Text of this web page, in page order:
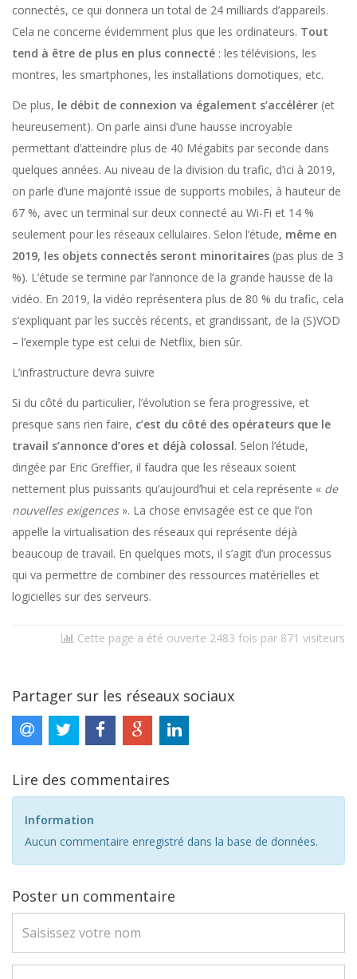
connectés, ce qui donnera un total de 24 milliards d’appareils.
Cela ne concerne évidemment plus que les ordinateurs. Tout
tend à être de plus en plus connecté : les télévisions, les
montres, les smartphones, les installations domotiques, etc.
De plus, le débit de connexion va également s’accélérer (et
heureusement). On parle ainsi d’une hausse incroyable
permettant d’atteindre plus de 40 Mégabits par seconde dans
quelques années. Au niveau de la division du trafic, d’ici à 2019,
on parle d’une majorité issue de supports mobiles, à hauteur de
67 %, avec un terminal sur deux connecté au Wi-Fi et 14 %
seulement pour les réseaux cellulaires. Selon l’étude, même en
2019, les objets connectés seront minoritaires (pas plus de 3
%). L’étude se termine par l’annonce de la grande hausse de la
vidéo. En 2019, la vidéo représentera plus de 80 % du trafic, cela
s’expliquant par les succès récents, et grandissant, de la (S)VOD
– l’exemple type est celui de Netflix, bien sûr.
L’infrastructure devra suivre
Si du côté du particulier, l’évolution se fera progressive, et
presque sans rien faire, c’est du côté des opérateurs que le
travail s’annonce d’ores et déjà colossal. Selon l’étude,
dirigée par Eric Greffier, il faudra que les réseaux soient
nettement plus puissants qu’aujourd’hui et cela représente « de
nouvelles exigences». La chose envisagée est ce que l’on
appelle la virtualisation des réseaux qui représente déjà
beaucoup de travail. En quelques mots, il s’agit d’un processus
qui va permettre de combiner des ressources matérielles et
logicielles sur des serveurs.
Cette page a été ouverte 2483 fois par 871 visiteurs
Partager sur les réseaux sociaux
Lire des commentaires
Information
Aucun commentaire enregistré dans la base de données.
Poster un commentaire